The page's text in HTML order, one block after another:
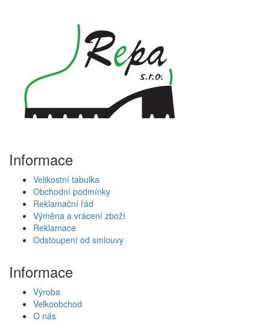
Informace
Velikostní tabulka
Obchodní podmínky
Reklamační řád
Výměna a vrácení zboží
Reklamace
Odstoupení od smlouvy
Informace
Výroba
Velkoobchod
O nás